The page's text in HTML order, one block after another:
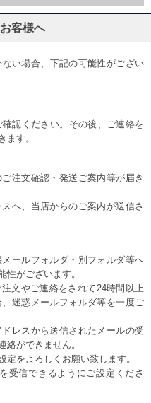
客様へ
い場合、下記の可能性がござい
認ください。その後、ご連絡を
ます。
注文確認・発送ご案内等が届き
へ、当店からのご案内が送信さ
ールフォルダ・別フォルダ等へ
性がございます。
文やご連絡をされて24時間以上
迷惑メールフォルダ等を一度ご
レスから送信されたメールの受
絡ができません。
をよろしくお願い致します。
受信できるようにご設定くださ